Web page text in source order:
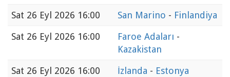
Sat 26 Eyl 2026 16:00 San Marino - Finlandiya
Sat 26 Eyl 2026 16:00 Faroe Adaları -
Kazakistan
Sat 26 Eyl 2026 16:00 İzlanda - Estonya